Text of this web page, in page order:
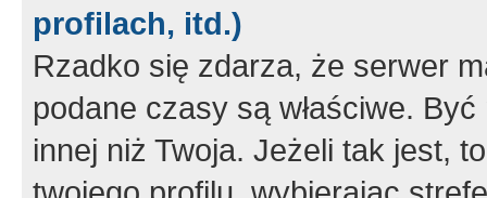
profilach, itd.)
Rzadko się zdarza, że serwer
podane czasy są właściwe.
innej niż Twoja. Jeżeli tak jest,